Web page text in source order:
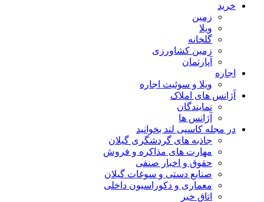
خرید
زمین
ویلا
گلخانه
زمین کشاورزی
آپارتمان
اجاره
ویلا و سوئیت اجاره
آژانس های املاک
نمایندگان
آژانس ها
در مجله کاسپی لند بخوانید
جاذبه های گردشگری گیلان
مهارت های مذاکره و فروش
حقوق و اخبار صنفی
صنایع دستی و سوغات گیلان
معماری و دکوراسیون داخلی
اتاق خبر